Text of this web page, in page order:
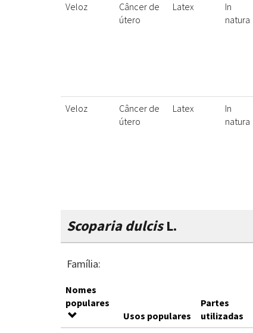
Veloz
Câncer de
útero
Latex
In
natura
Veloz
Câncer de
útero
Latex
In
natura
Scoparia dulcisL.
Família:
Nomes
populares
Usos populares
Partes
utilizadas